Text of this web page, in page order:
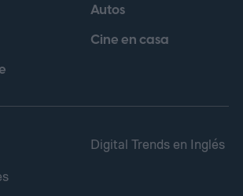
un estilo que la cinta de
Autos
Cine en casa
Digital Trends en Inglés